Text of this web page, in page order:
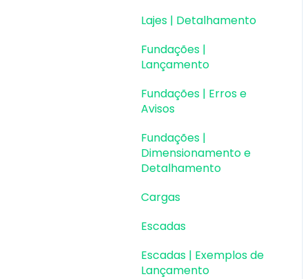
Lajes | Detalhamento
Fundações |
Lançamento
Fundações | Erros e
Avisos
Fundações |
Dimensionamento e
Detalhamento
Cargas
Escadas
Escadas | Exemplos de
Lançamento